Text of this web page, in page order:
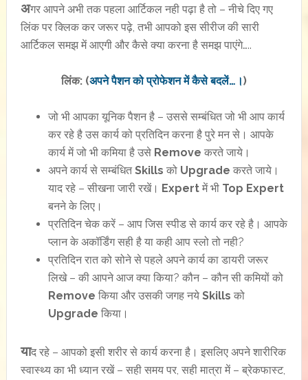
अगर आपने अभी तक पहला आर्टिकल नही पढ़ा है तो – नीचे दिए गए
लिंक पर क्लिक कर जरूर पढ़े, तभी आपको इस सीरीज की सारी
आर्टिकल समझ में आएगी और कैसे क्या करना है समझ पाएंगे…..
लिंक: (अपने पैशन को प्रोफेशन में कैसे बदलें…।)
जो भी आपका यूनिक पैशन है – उससे सम्बंधित जो भी आप कार्य
कर रहे है उस कार्य को प्रतिदिन करना है पुरे मन से। आपके
कार्य में जो भी कमिया है उसे Remove करते जाये।
अपने कार्य से सम्बंधितSkills को Upgrade करते जाये।
याद रहे – सीखना जारी रखें। Expertमें भी Top Expert
बनने के लिए।
प्रतिदिन चेक करें – आप जिस स्पीड से कार्य कर रहे है। आपके
प्लान के अकॉर्डिंग सही है या कही आप स्लो तो नही?
प्रतिदिन रात को सोने से पहले अपने कार्य का डायरी जरूर
लिखे – की आपने आज क्या किया? कौन – कौन सी कमियों को
Remove किया और उसकी जगह नये Skills को
Upgrade किया।
याद रहे – आपको इसी शरीर से कार्य करना है। इसलिए अपने शारीरिक
स्वास्थ्य का भी ध्यान रखें – सही समय पर, सही मात्रा में – ब्रेकफास्ट,